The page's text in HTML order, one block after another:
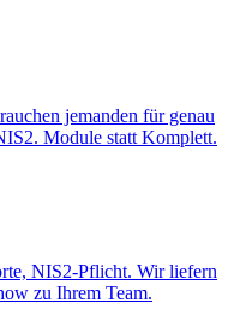
jemanden für genau
Module statt Komplett.
NIS2-Pflicht. Wir liefern
zu Ihrem Team.